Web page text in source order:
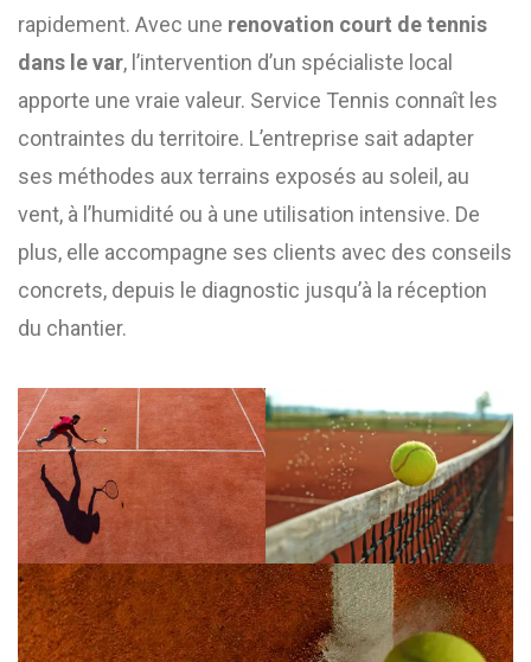
rapidement. Avec une renovation court de tennis
dans le var, l’intervention d’un spécialiste local
apporte une vraie valeur. Service Tennis connaît les
contraintes du territoire. L’entreprise sait adapter
ses méthodes aux terrains exposés au soleil, au
vent, à l’humidité ou à une utilisation intensive. De
plus, elle accompagne ses clients avec des conseils
concrets, depuis le diagnostic jusqu’à la réception
du chantier.